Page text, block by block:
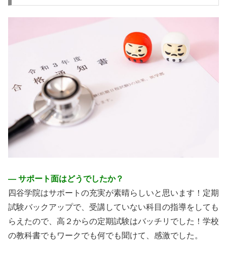
― サポート面はどうでしたか？
四谷学院はサポートの充実が素晴らしいと思います！定期
試験バックアップで、受講していない科目の指導をしても
らえたので、高２からの定期試験はバッチリでした！学校
の教科書でもワークでも何でも聞けて、感激でした。